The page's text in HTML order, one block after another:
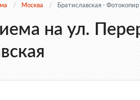
Москва Братиславская - Фотокопир
на ул.